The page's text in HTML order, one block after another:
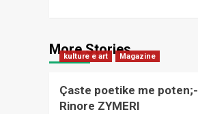
More Stories
kulture e art Magazine
Çaste poetike me poten;-
Rinore ZYMERI